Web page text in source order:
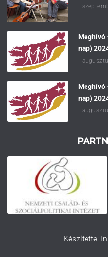
Meghívó
nap)
Meghívó
nap)
Készítette: